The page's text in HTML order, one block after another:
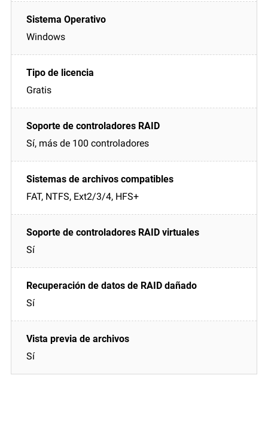
Windows
Gratis
Sí, más de 100 controladores
FAT, NTFS, Ext2/3/4, HFS+
Sí
Sí
Sí